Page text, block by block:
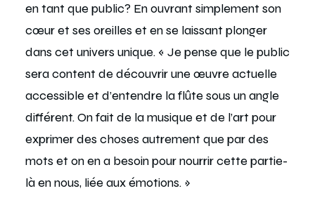
en tant que public? En ouvrant simplement son
cœur et ses oreilles et en se laissant plonger
dans cet univers unique. « Je pense que le public
sera content de découvrir une œuvre actuelle
accessible et d’entendre la flûte sous un angle
différent. On fait de la musique et de l’art pour
exprimer des choses autrement que par des
mots et on en a besoin pour nourrir cette partie-
là en nous, liée aux émotions. »